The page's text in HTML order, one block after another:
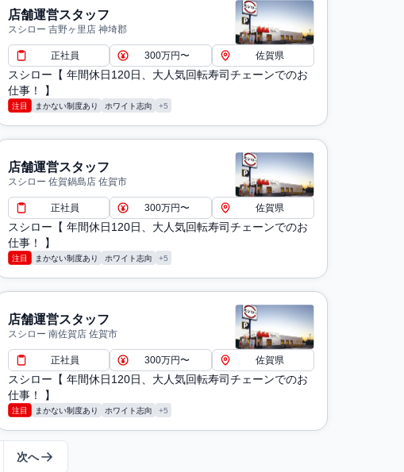
店舗運営スタッフ
スシロー 吉野ヶ里店 神埼郡
正社員 300万円〜 佐賀県
スシロー【 年間休日120日、大人気回転寿司チェーンでのお
仕事！ 】
注目 まかない制度あり ホワイト志向 +5
店舗運営スタッフ
スシロー 佐賀鍋島店 佐賀市
正社員 300万円〜 佐賀県
スシロー【 年間休日120日、大人気回転寿司チェーンでのお
仕事！ 】
注目 まかない制度あり ホワイト志向 +5
店舗運営スタッフ
スシロー 南佐賀店 佐賀市
正社員 300万円〜 佐賀県
スシロー【 年間休日120日、大人気回転寿司チェーンでのお
仕事！ 】
注目 まかない制度あり ホワイト志向 +5
次へ